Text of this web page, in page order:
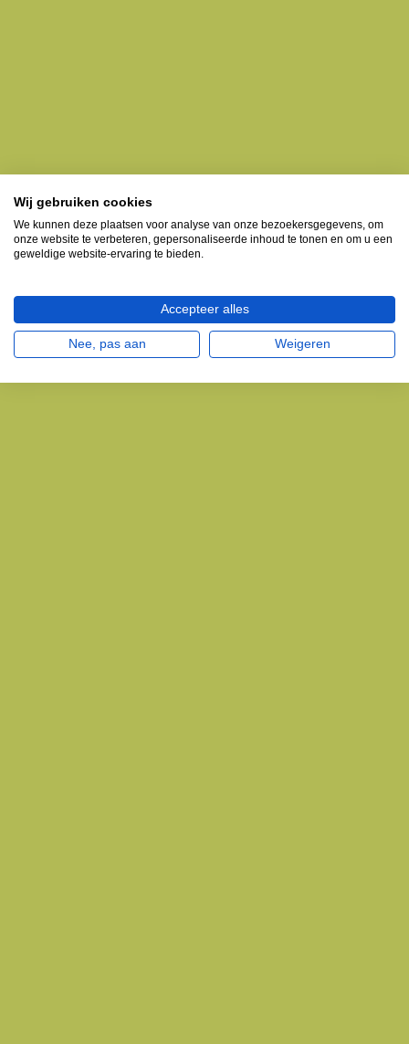
Wij gebruiken cookies
We kunnen deze plaatsen voor analyse van onze bezoekersgegevens, om
onze website te verbeteren, gepersonaliseerde inhoud te tonen en om u een
geweldige website-ervaring te bieden.
Accepteer alles
Nee, pas aan Weigeren